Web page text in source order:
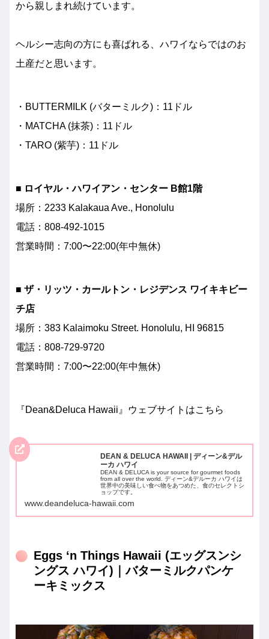
から親しまれ続けています。
ヘルシー志向の方にも喜ばれる、ハワイならではのお
土産だと思います。
・BUTTERMILK (バターミルク)：11ドル
・MATCHA (抹茶)：11ドル
・TARO (紫芋)：11ドル
■ ロイヤル・ハワイアン・センター B館1階
場所：2233 Kalakaua Ave., Honolulu
電話：808-492-1015
営業時間：7:00〜22:00(年中無休)
■ ザ・リッツ・カールトン・レジデンス ワイキキビー
チ店
場所：383 Kalaimoku Street. Honolulu, HI 96815
電話：808-729-9720
営業時間：7:00〜22:00(年中無休)
『Dean&Deluca Hawaii』ウェブサイトはこちら
DEAN & DELUCA HAWAII | ディーン&デル
ーカ ハワイ
DEAN & DELUCA is your source for gourmet foods
from all over the world. ディーン&デルーカ ハワイは
世界中の美味しい食べ物をあつめた、食のセレクトシ
ョップです。
www.deandeluca-hawaii.com
Eggs ‘n Things Hawaii (エッグスンシ
ングス ハワイ)｜バターミルクパンケ
ーキミックス